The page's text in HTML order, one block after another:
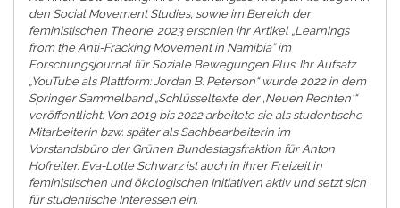
den Social Movement Studies, sowie im Bereich der
feministischen Theorie. 2023 erschien ihr Artikel „Learnings
from the Anti-Fracking Movement in Namibia” im
Forschungsjournal für Soziale Bewegungen Plus. Ihr Aufsatz
„YouTube als Plattform: Jordan B. Peterson“ wurde 2022 in dem
Springer Sammelband „Schlüsseltexte der ‚Neuen Rechten‘“
veröffentlicht. Von 2019 bis 2022 arbeitete sie als studentische
Mitarbeiterin bzw. später als Sachbearbeiterin im
Vorstandsbüro der Grünen Bundestagsfraktion für Anton
Hofreiter. Eva-Lotte Schwarz ist auch in ihrer Freizeit in
feministischen und ökologischen Initiativen aktiv und setzt sich
für studentische Interessen ein.